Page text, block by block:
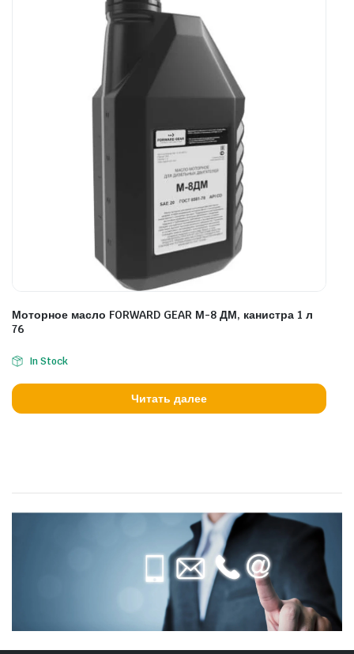
Моторное масло FORWARD GEAR М-8 ДМ, канистра 1 л
76
In Stock
Читать далее